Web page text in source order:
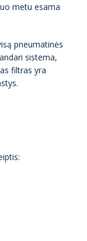
metu esama
pneumatinės
sistema,
filtras yra